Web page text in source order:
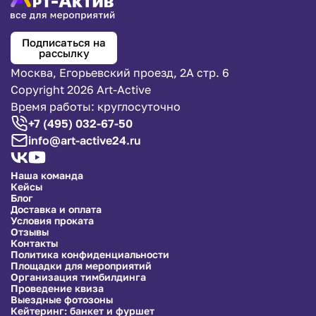
Подписаться на
рассылку
Москва, Егорьевский проезд, 2А стр. 6
Copyright 2026 Art-Active
Время работы: круглосуточно
+7 (495) 032-67-50
info@art-active24.ru
Наша команда
Кейсы
Блог
Доставка и оплата
Условия проката
Отзывы
Контакты
Политика конфиденциальности
Площадки для мероприятий
Организация тимбилдинга
Проведение квиза
Выездные фотозоны
Кейтеринг: банкет и фуршет